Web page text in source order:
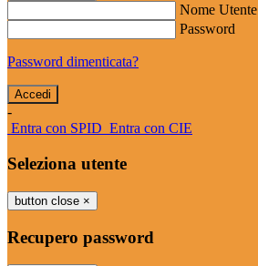
Nome Utente
Password
Password dimenticata?
-
Entra con SPID Entra con CIE
Seleziona utente
button close ×
Recupero password